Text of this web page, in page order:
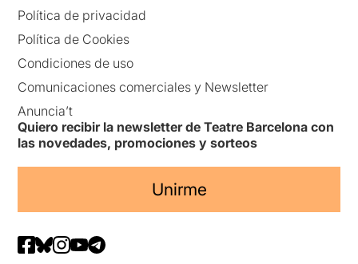
Política de privacidad
Política de Cookies
Condiciones de uso
Comunicaciones comerciales y Newsletter
Anuncia’t
Quiero recibir la newsletter de Teatre Barcelona con
las novedades, promociones y sorteos
Unirme